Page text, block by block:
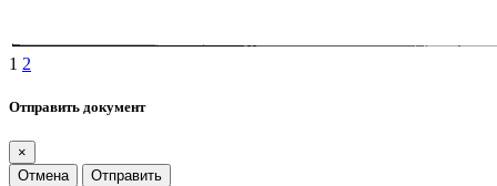
1 2
Отправить документ
×
Отмена
Отправить